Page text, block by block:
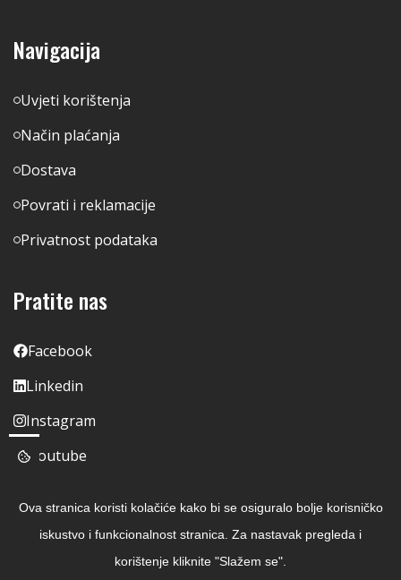
Navigacija
Uvjeti korištenja
Način plaćanja
Dostava
Povrati i reklamacije
Privatnost podataka
Pratite nas
Facebook
Linkedin
Instagram
Youtube
Ova stranica koristi kolačiće kako bi se osiguralo bolje korisničko
iskustvo i funkcionalnost stranica. Za nastavak pregleda i
korištenje kliknite "Slažem se".